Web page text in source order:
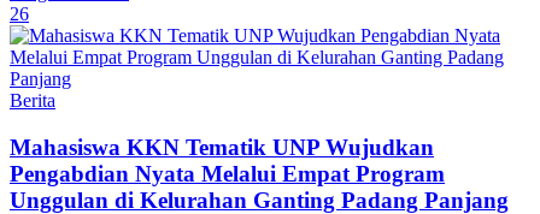
26
Berita
Mahasiswa KKN Tematik UNP Wujudkan
Pengabdian Nyata Melalui Empat Program
Unggulan di Kelurahan Ganting Padang Panjang